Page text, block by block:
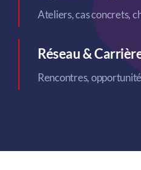
Ateliers, cas concrets,
Réseau &
Rencontres,